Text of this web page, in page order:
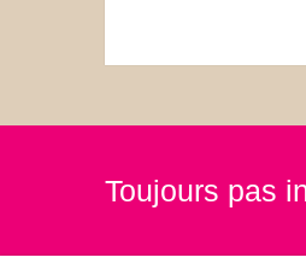
Toujours pas